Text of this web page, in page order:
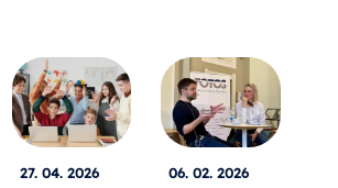
27. 04. 2026 06. 02. 2026